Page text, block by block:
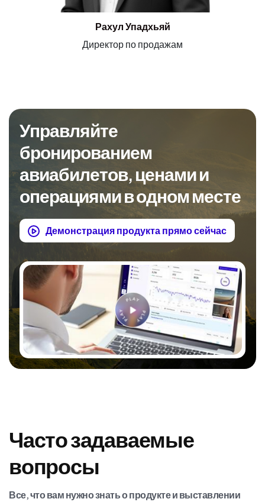
Рахул Упадхьяй
Директор по продажам
Управляйте
бронированием
авиабилетов, ценами и
операциями в одном месте
Демонстрация продукта прямо сейчас
Часто задаваемые
вопросы
Все, что вам нужно знать о продукте и выставлении